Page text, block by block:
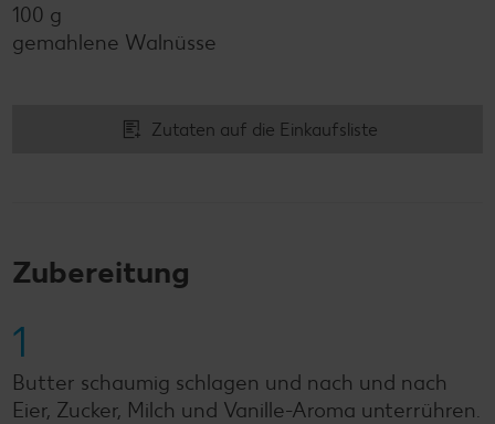
100 g
gemahlene Walnüsse
Zutaten auf die Einkaufsliste
Zubereitung
1
Butter schaumig schlagen und nach und nach
Eier, Zucker, Milch und Vanille-Aroma unterrühren.